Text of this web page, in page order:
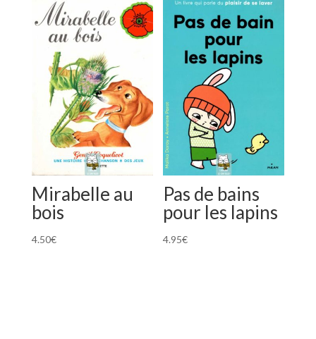
Mirabelle au
bois
4.50€
Pas de bains
pour les lapins
4.95€